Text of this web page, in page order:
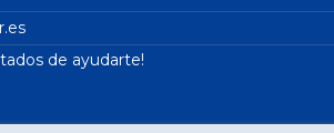
de ayudarte!